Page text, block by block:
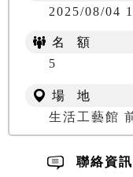
2025/08/04
名 額
5
場 地
生活工藝館
聯絡資